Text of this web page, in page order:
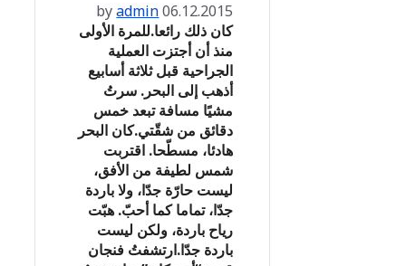
06.12.2015
byadmin
كان ذلك رائعا.للمرة الأولى
منذ أن أجتزت العملية
الجراحية قبل ثلاثة أسابيع
أذهب إلى البحر. سرتُ
مشيًا مسافة تبعد خمس
دقائق من شقّتي.كان البحر
هادئا، مسطّحا. اقتربت
شمس لطيفة من الأفق،
ليست حارّة جدّا، ولا باردة
جدّا، تماما كما أحبّ. هبّت
رياح باردة، ولكن ليست
باردة جدّا.ارتشفتُ فنجان